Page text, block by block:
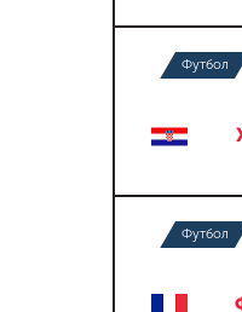
Футбол
Футбол